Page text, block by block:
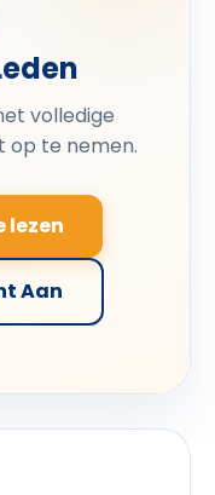
volledige
op te nemen.
lezen
Aan